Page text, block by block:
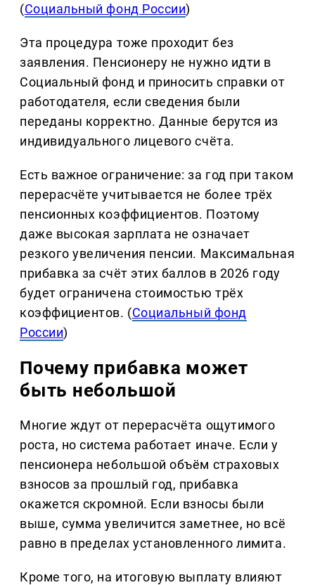
(Социальный фонд России)
Эта процедура тоже проходит без
заявления. Пенсионеру не нужно идти в
Социальный фонд и приносить справки от
работодателя, если сведения были
переданы корректно. Данные берутся из
индивидуального лицевого счёта.
Есть важное ограничение: за год при таком
перерасчёте учитывается не более трёх
пенсионных коэффициентов. Поэтому
даже высокая зарплата не означает
резкого увеличения пенсии. Максимальная
прибавка за счёт этих баллов в 2026 году
будет ограничена стоимостью трёх
коэффициентов. (Социальный фонд
России)
Почему прибавка может
быть небольшой
Многие ждут от перерасчёта ощутимого
роста, но система работает иначе. Если у
пенсионера небольшой объём страховых
взносов за прошлый год, прибавка
окажется скромной. Если взносы были
выше, сумма увеличится заметнее, но всё
равно в пределах установленного лимита.
Кроме того, на итоговую выплату влияют